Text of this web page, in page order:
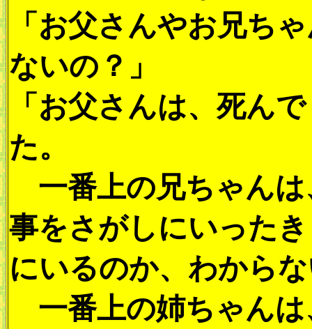
「お父さんやお兄ち
ないの？」
「お父さんは、死ん
た。
一番上の兄ちゃんは
事をさがしにいった
にいるのか、わから
一番上の姉ちゃんは